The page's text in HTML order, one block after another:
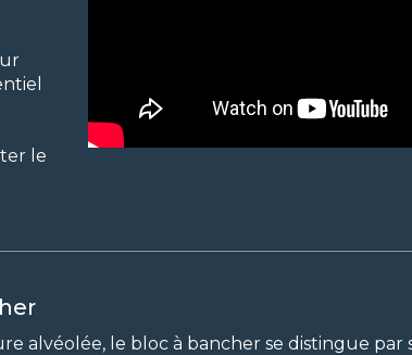
le
le bloc à bancher se distingue par